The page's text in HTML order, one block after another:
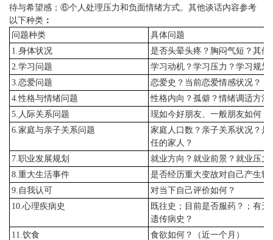
待与希望感；⑥个人处理压力和负面情绪方式。其他谈话内容参考
以下种类 ：
问题种类
具体问题
1.身体状况
是否头晕头疼？胸闷气短？其
2.学习问题
学习动机？学习压力？学习规
3.恋爱问题
恋爱史？当前恋爱情感状况？
4.性格与情绪问题
性格内向？孤僻？情绪调适方
5.人际关系问题
现如今好朋友、一般朋友如何？
6.家庭与亲子关系问题
家庭人口数？亲子关系状况？
任的家人？
7.职业发展规划
就业方向？就业前景？就业压力
8.重大生活事件
是否经历重大变故对自己产生较
9.自我认可
对当下自己评价如何？
10.心理疾病史
既往史；目前是否服药？；有
遗传病史？
11.饮食
食欲如何？（近一个月）